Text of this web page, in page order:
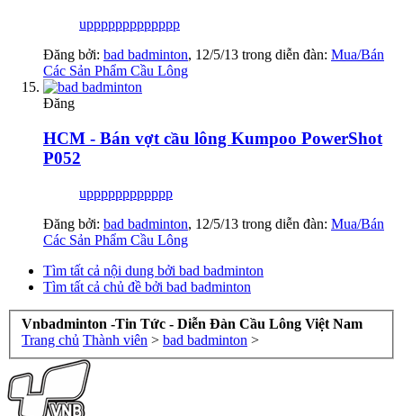
uppppppppppppp
Đăng bởi: bad badminton, 12/5/13 trong diễn đàn: Mua/Bán
Các Sản Phẩm Cầu Lông
Đăng
HCM - Bán vợt cầu lông Kumpoo PowerShot
P052
upppppppppppp
Đăng bởi: bad badminton, 12/5/13 trong diễn đàn: Mua/Bán
Các Sản Phẩm Cầu Lông
Tìm tất cả nội dung bởi bad badminton
Tìm tất cả chủ đề bởi bad badminton
Vnbadminton -Tin Tức - Diễn Đàn Cầu Lông Việt Nam
Trang chủ Thành viên > bad badminton >